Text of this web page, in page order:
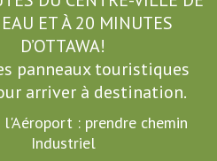
ET À 20 MINUTES
D’OTTAWA!
panneaux touristiques
arriver à destination.
: prendre chemin
Industriel